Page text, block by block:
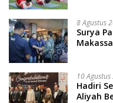
8 Agustus
Surya
10
Hadiri
Aliyah